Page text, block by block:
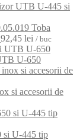
UTB U-445 si
Toba
92,45 lei / buc
U-650
si accesorii de
si U-445 tip